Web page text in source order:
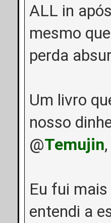
ALL in
mesmo
perda
Um livro
nosso
@Temujin
Eu fui
entendi a